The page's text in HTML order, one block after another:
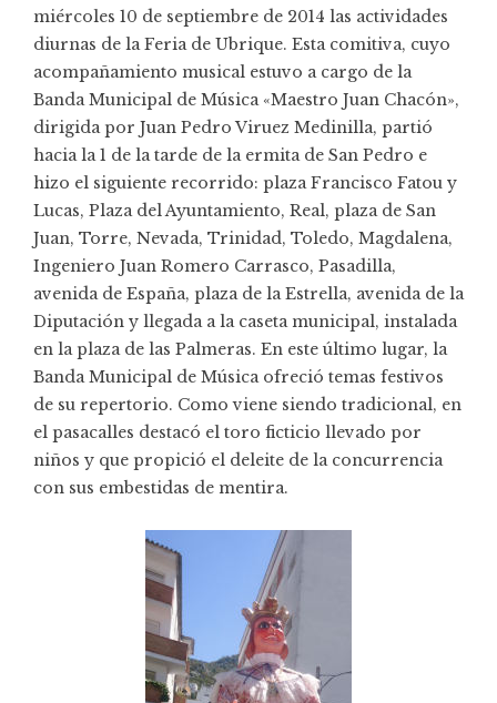
miércoles 10 de septiembre de 2014 las actividades
diurnas de la Feria de Ubrique. Esta comitiva, cuyo
acompañamiento musical estuvo a cargo de la
Banda Municipal de Música «Maestro Juan Chacón»,
dirigida por Juan Pedro Viruez Medinilla, partió
hacia la 1 de la tarde de la ermita de San Pedro e
hizo el siguiente recorrido: plaza Francisco Fatou y
Lucas, Plaza del Ayuntamiento, Real, plaza de San
Juan, Torre, Nevada, Trinidad, Toledo, Magdalena,
Ingeniero Juan Romero Carrasco, Pasadilla,
avenida de España, plaza de la Estrella, avenida de la
Diputación y llegada a la caseta municipal, instalada
en la plaza de las Palmeras. En este último lugar, la
Banda Municipal de Música ofreció temas festivos
de su repertorio. Como viene siendo tradicional, en
el pasacalles destacó el toro ficticio llevado por
niños y que propició el deleite de la concurrencia
con sus embestidas de mentira.